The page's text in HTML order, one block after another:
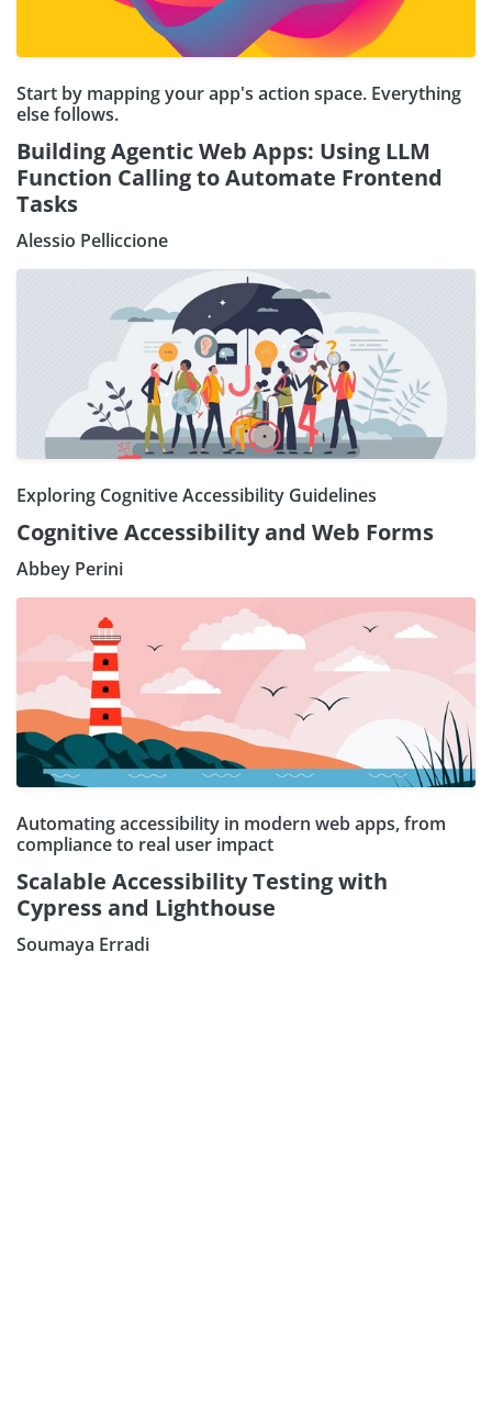
Start by mapping your app's action space. Everything
else follows.
Building Agentic Web Apps: Using LLM
Function Calling to Automate Frontend
Tasks
Alessio Pelliccione
Exploring Cognitive Accessibility Guidelines
Cognitive Accessibility and Web Forms
Abbey Perini
Automating accessibility in modern web apps, from
compliance to real user impact
Scalable Accessibility Testing with
Cypress and Lighthouse
Soumaya Erradi